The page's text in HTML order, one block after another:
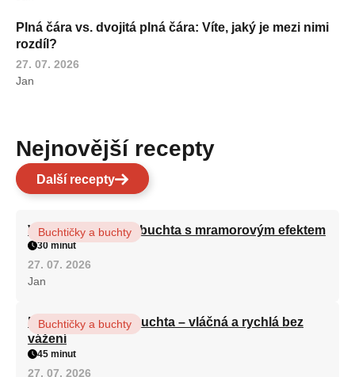
Plná čára vs. dvojitá plná čára: Víte, jaký je mezi nimi
rozdíl?
27. 07. 2026
Jan
Nejnovější recepty
Další recepty
Vláčná olejová litá buchta s mramorovým efektem
Buchtičky a buchty
30 minut
27. 07. 2026
Jan
Hrnková maková buchta – vláčná a rychlá bez
vážení
Buchtičky a buchty
45 minut
27. 07. 2026